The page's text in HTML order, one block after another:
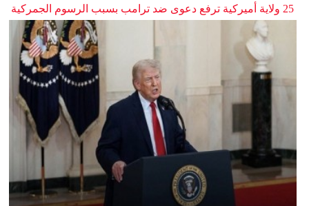
25 ولاية أميركية ترفع دعوى ضد ترامب بسبب الرسوم الجمركية